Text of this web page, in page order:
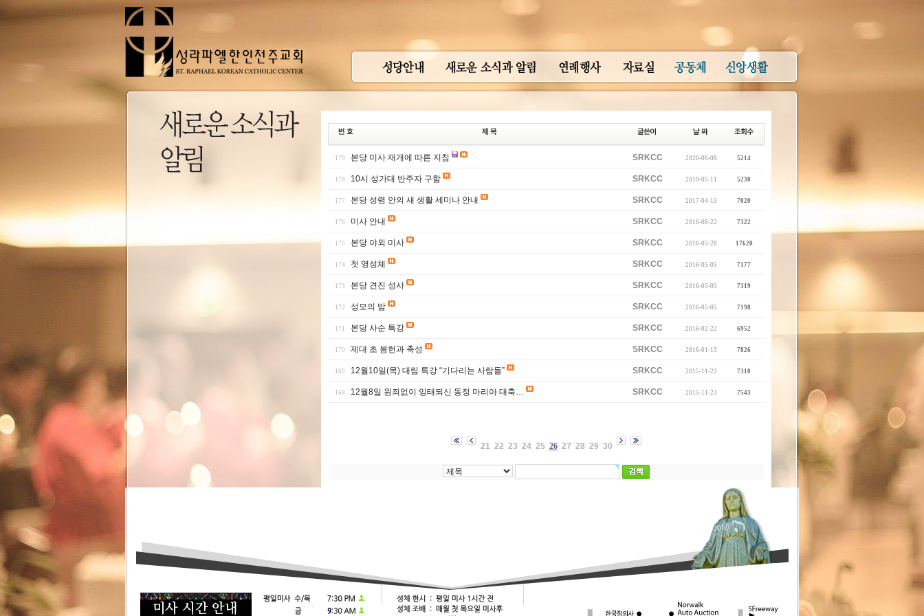
179 본당 미사 재개에 따른 지침 SRKCC 2020-06-08 5214
178 10시 성가대 반주자 구함 SRKCC 2019-05-11 5230
177 본당 성령 안의 새 생활 세미나 안내 SRKCC 2017-04-13 7020
176 미사 안내 SRKCC 2016-08-22 7322
175 본당 야외 미사 SRKCC 2016-05-28 17620
174 첫 영성체 SRKCC 2016-05-05 7177
173 본당 견진 성사 SRKCC 2016-05-05 7319
172 성모의 밤 SRKCC 2016-05-05 7198
171 본당 사순 특강 SRKCC 2016-02-22 6952
170 제대 초 봉헌과 축성 SRKCC 2016-01-13 7826
169 12월10일(목) 대림 특강 “기다리는 사람들” SRKCC 2015-11-23 7310
168 12월8일 원죄없이 잉태되신 동정 마리아 대축… SRKCC 2015-11-23 7543
21 22 23 24 25 26 27 28 29 30